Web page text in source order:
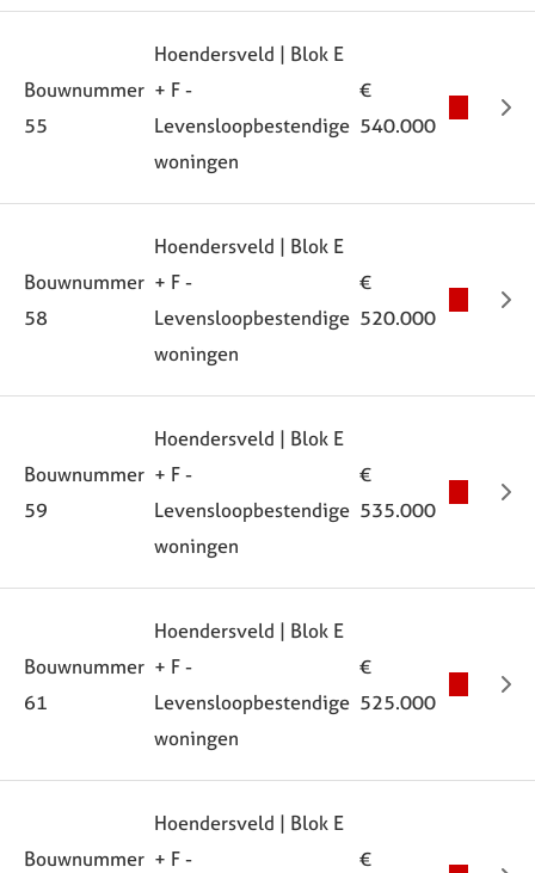
Bouwnummer
55
Hoendersveld | Blok E
+ F -
Levensloopbestendige
woningen
€
540.000
Bouwnummer
58
Hoendersveld | Blok E
+ F -
Levensloopbestendige
woningen
€
520.000
Bouwnummer
59
Hoendersveld | Blok E
+ F -
Levensloopbestendige
woningen
€
535.000
Bouwnummer
61
Hoendersveld | Blok E
+ F -
Levensloopbestendige
woningen
€
525.000
Bouwnummer
Hoendersveld | Blok E
+ F -
€